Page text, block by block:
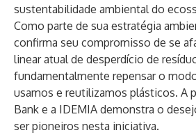
sustentabilidade ambiental do
Como parte de sua estratégia
confirma seu compromisso de se
linear atual de desperdício de
fundamentalmente repensar o
usamos e reutilizamos plásticos. A
Bank e a IDEMIA demonstra o
ser pioneiros nesta iniciativa.